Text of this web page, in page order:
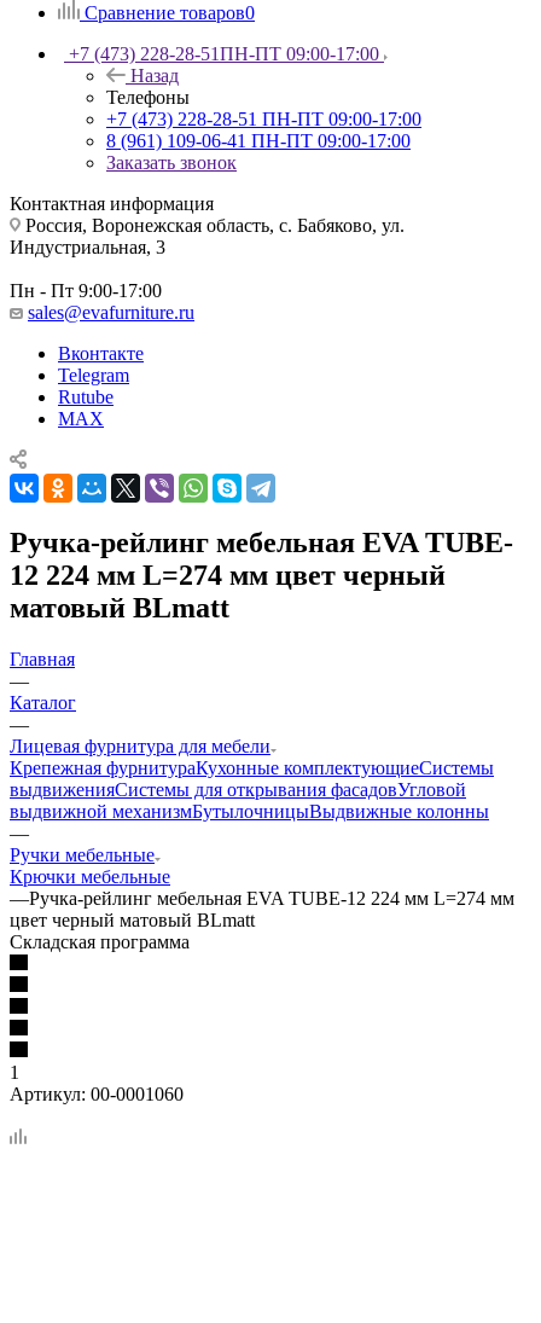
Сравнение товаров0
+7 (473) 228-28-51ПН-ПТ 09:00-17:00
Назад
Телефоны
+7 (473) 228-28-51 ПН-ПТ 09:00-17:00
8 (961) 109-06-41 ПН-ПТ 09:00-17:00
Заказать звонок
Контактная информация
Россия, Воронежская область, с. Бабяково, ул.
Индустриальная, 3
Пн - Пт 9:00-17:00
sales@evafurniture.ru
Вконтакте
Telegram
Rutube
MAX
Ручка-рейлинг мебельная EVA TUBE-
12 224 мм L=274 мм цвет черный
матовый BLmatt
Главная
—
Каталог
—
Лицевая фурнитура для мебели
Крепежная фурнитураКухонные комплектующиеСистемы
выдвиженияСистемы для открывания фасадовУгловой
выдвижной механизмБутылочницыВыдвижные колонны
—
Ручки мебельные
Крючки мебельные
—Ручка-рейлинг мебельная EVA TUBE-12 224 мм L=274 мм
цвет черный матовый BLmatt
Складская программа
1
Артикул: 00-0001060